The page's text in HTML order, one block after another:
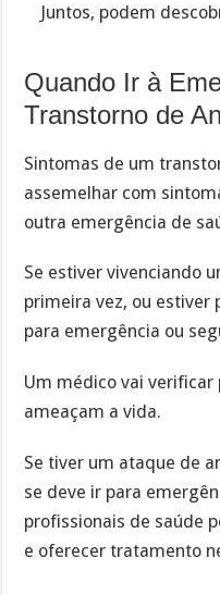
Juntos, podem
Quando Ir à
Transtorno de
Sintomas de um
assemelhar com
outra emergência de
Se estiver vivenciando
primeira vez, ou estiver
para emergência ou
Um médico vai verificar
ameaçam a vida.
Se tiver um ataque de
se deve ir para
profissionais de saúde
e oferecer tratamento